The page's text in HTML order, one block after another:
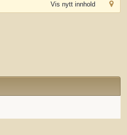
Vis nytt innhold